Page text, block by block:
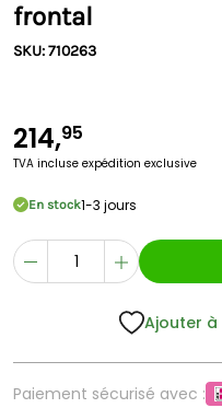
frontal
SKU: 710263
214,95
TVA incluse expédition exclusive
En stock1-3 jours
Ajouter à
Paiement sécurisé avec :